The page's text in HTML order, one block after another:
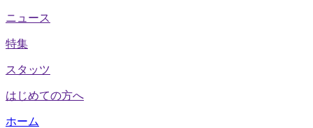
ニュース
特集
スタッツ
はじめての方へ
ホーム